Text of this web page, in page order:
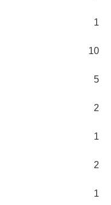
1
10
5
2
1
2
1